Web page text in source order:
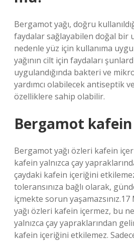
Bergamot yağı, doğru
faydalar sağlayabilen doğal bir
nedenle yüz için kullanıma
yağının cilt için faydaları
uygulandığında bakteri ve
yardımcı olabilecek antiseptik
özelliklere sahip olabilir.
Bergamot kafein
Bergamot yağı özleri kafein
kafein yalnızca çay
çaydaki kafein içeriğini
toleransınıza bağlı olarak,
içmekte sorun
yağı özleri kafein içermez, bu
yalnızca çay yapraklarından
kafein içeriğini etkilemez.